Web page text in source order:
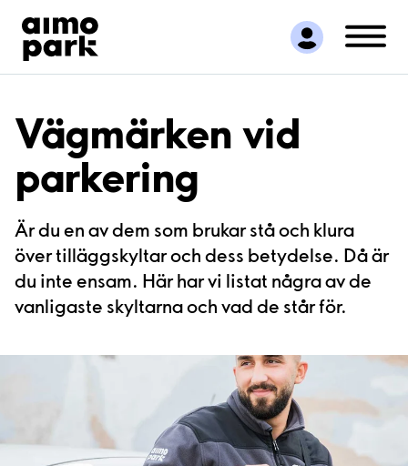
Hitta parkering
Samarbete
Kundservice
Vägmärken vid
parkering
Är du en av dem som brukar stå och klura
över tilläggskyltar och dess betydelse. Då är
du inte ensam. Här har vi listat några av de
vanligaste skyltarna och vad de står för.